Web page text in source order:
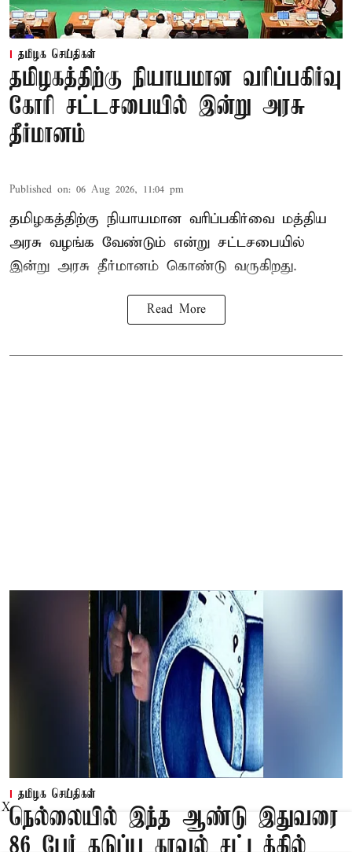
தமிழக செய்திகள்
தமிழகத்திற்கு நியாயமான வரிப்பகிர்வு
கோரி சட்டசபையில் இன்று அரசு
தீர்மானம்
Published on: 06 Aug 2026, 11:04 pm
தமிழகத்திற்கு நியாயமான வரிப்பகிர்வை மத்திய
அரசு வழங்க வேண்டும் என்று சட்டசபையில்
இன்று அரசு தீர்மானம் கொண்டு வருகிறது.
Read More
தமிழக செய்திகள்
நெல்லையில் இந்த ஆண்டு இதுவரை
X